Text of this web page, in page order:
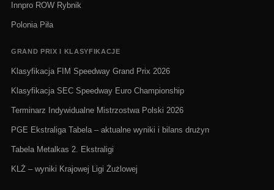
Innpro ROW Rybnik
Polonia Piła
GRAND PRIX I KLASYFIKACJE
Klasyfikacja FIM Speedway Grand Prix 2026
Klasyfikacja SEC Speedway Euro Championship
Terminarz Indywidualne Mistrzostwa Polski 2026
PGE Ekstraliga Tabela – aktualne wyniki i bilans drużyn
Tabela Metalkas 2. Ekstraligi
KLŻ – wyniki Krajowej Ligi Żużlowej